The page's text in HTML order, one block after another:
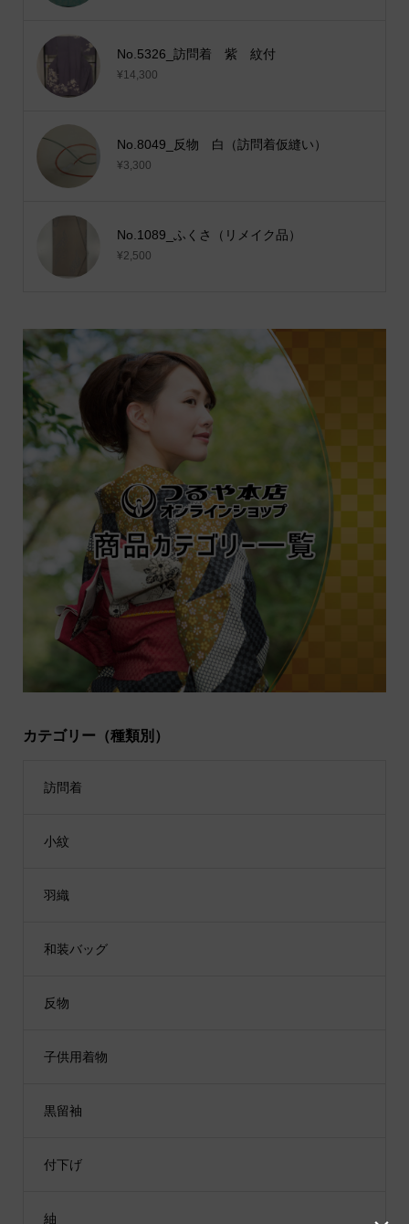
No.5326_訪問着 紫 紋付
¥14,300
No.8049_反物 白（訪問着仮縫い）
¥3,300
No.1089_ふくさ（リメイク品）
¥2,500
カテゴリー（種類別）
訪問着
小紋
羽織
和装バッグ
反物
子供用着物
黒留袖
付下げ
紬